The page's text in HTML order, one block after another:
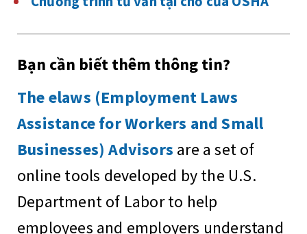
Bạn cần biết thêm thông tin?
The elaws (Employment Laws
Assistance for Workers and Small
Businesses) Advisors are a set of
online tools developed by the U.S.
Department of Labor to help
employees and employers understand